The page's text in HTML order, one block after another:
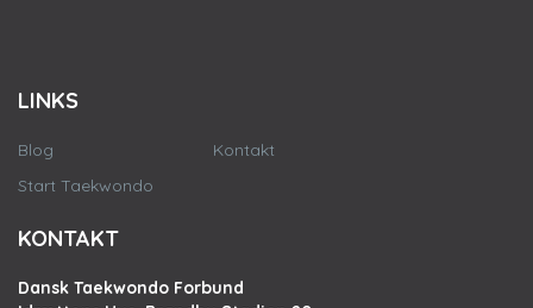
LINKS
Blog
Start Taekwondo
Kontakt
KONTAKT
Dansk Taekwondo Forbund